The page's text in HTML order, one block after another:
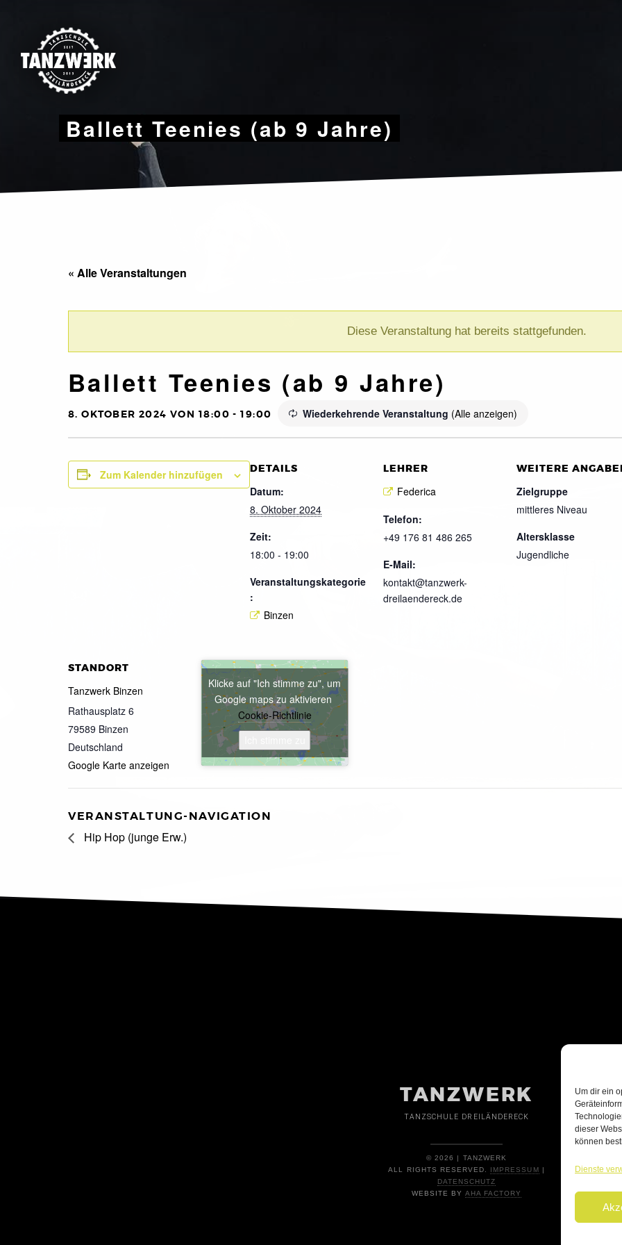
Um dir ein
dieser
können
Dienste
Ballett Teenies (ab 9 Jahre)
« Alle Veranstaltungen
Diese Veranstaltung hat bereits stattgefunden.
Ballett Teenies (ab 9 Jahre)
8. OKTOBER 2024 VON 18:00 -19:00 Wiederkehrende Veranstaltung (Alle anzeigen)
Zum Kalender hinzufügen DETAILS
Datum:
8. Oktober 2024
Zeit:
18:00 - 19:00
Veranstaltungskategorie
:
Binzen
LEHRER
Federica
Telefon:
+49 176 81 486 265
E-Mail:
kontakt@tanzwerk-
dreilaendereck.de
WEITERE
Zielgruppe
mittleres Niveau
Altersklasse
Jugendliche
STANDORT
Tanzwerk Binzen
Rathausplatz 6
79589 Binzen
Deutschland
Google Karte anzeigen
Klicke auf "Ich stimme zu", um
Google maps zu aktivieren
Cookie-Richtlinie
VERANSTALTUNG-NAVIGATION
Hip Hop (junge Erw.)
TANZWERK
TANZSCHULE DREILÄNDERECK
© 2026 | TANZWERK
ALL RIGHTS RESERVED. IMPRESSUM |
DATENSCHUTZ
WEBSITE BY AHA FACTORY